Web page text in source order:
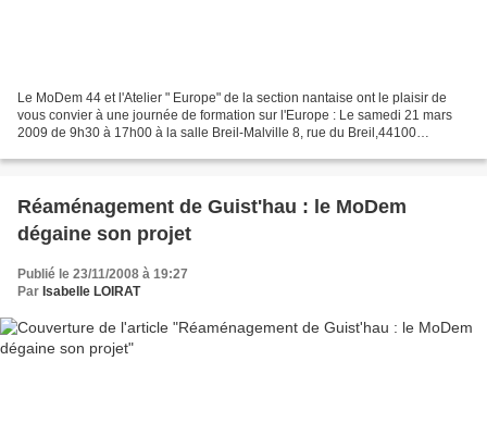
Le MoDem 44 et l'Atelier " Europe" de la section nantaise ont le plaisir de
vous convier à une journée de formation sur l'Europe : Le samedi 21 mars
2009 de 9h30 à 17h00 à la salle Breil-Malville 8, rue du Breil,44100
Réaménagement de Guist'hau : le MoDem
dégaine son projet
Publié le 23/11/2008 à 19:27
Par Isabelle LOIRAT